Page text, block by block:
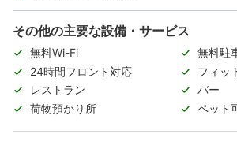
その他の主要な設備・サービス
無料Wi-Fi
無料駐
24時間フロント対応
フィッ
レストラン
バー
荷物預かり所
ペット